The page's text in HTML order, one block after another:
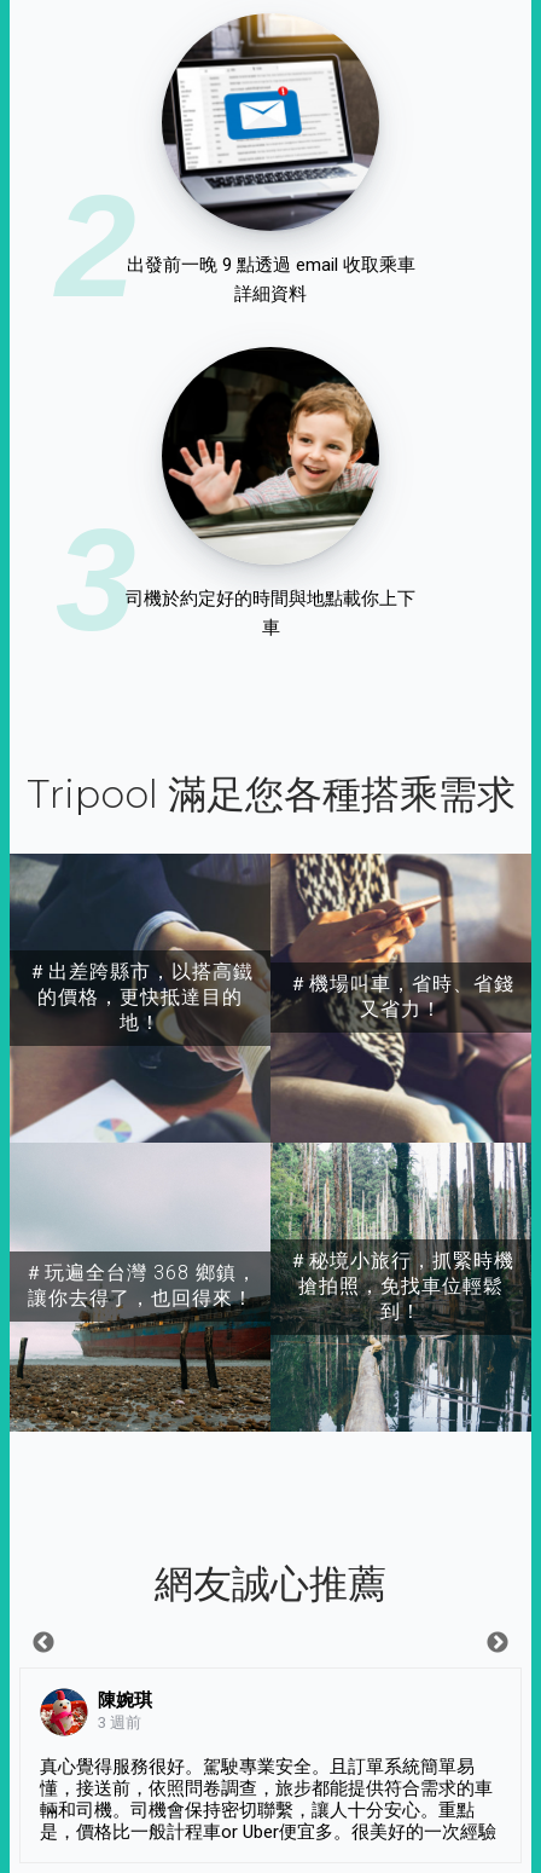
2出發前一晚 9 點透過 email 收取乘車
詳細資料
3司機於約定好的時間與地點載你上下
車
Tripool 滿足您各種搭乘需求
＃出差跨縣市，以搭高鐵
的價格，更快抵達目的
地！
＃玩遍全台灣 368 鄉鎮，
讓你去得了，也回得來！
＃秘境小旅行，抓緊時機
搶拍照，免找車位輕鬆
到！
＃機場叫車，省時、省錢
又省力！
網友誠心推薦
陳婉琪
3 週前
真心覺得服務很好。駕駛專業安全。且訂單系統簡單易
懂，接送前，依照問卷調查，旅步都能提供符合需求的車
輛和司機。司機會保持密切聯繫，讓人十分安心。重點
是，價格比一般計程車or Uber便宜多。很美好的一次經驗